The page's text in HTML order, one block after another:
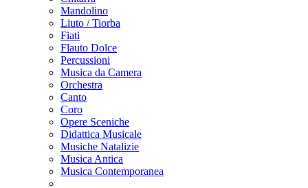
Mandolino
Liuto / Tiorba
Fiati
Flauto Dolce
Percussioni
Musica da Camera
Orchestra
Canto
Coro
Opere Sceniche
Didattica Musicale
Musiche Natalizie
Musica Antica
Musica Contemporanea